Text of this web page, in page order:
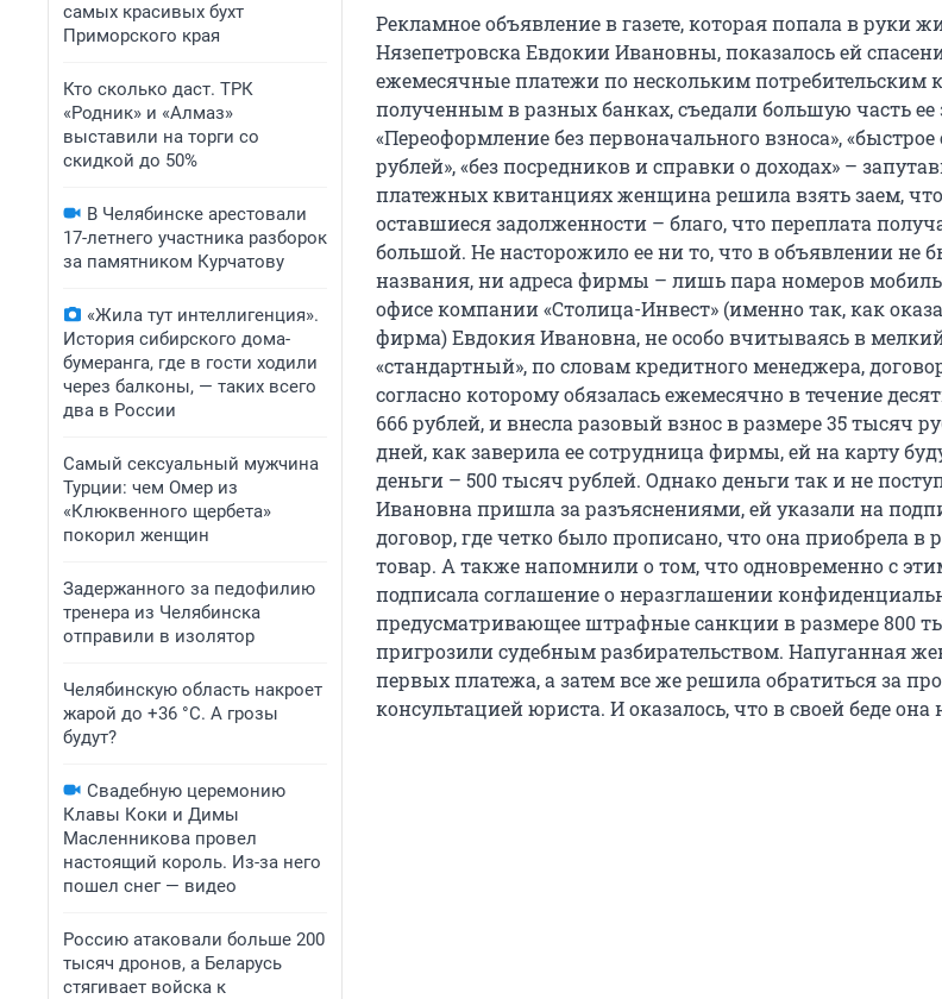
самых красивых бухт
Приморского края
Кто сколько даст. ТРК
«Родник» и «Алмаз»
выставили на торги со
скидкой до 50%
В Челябинске арестовали
17-летнего участника разборок
за памятником Курчатову
«Жила тут интеллигенция».
История сибирского дома-
бумеранга, где в гости ходили
через балконы, — таких всего
два в России
Самый сексуальный мужчина
Турции: чем Омер из
«Клюквенного щербета»
покорил женщин
Задержанного за педофилию
тренера из Челябинска
отправили в изолятор
Челябинскую область накроет
жарой до +36 °C. А грозы
будут?
Свадебную церемонию
Клавы Коки и Димы
Масленникова провел
настоящий король. Из-за него
пошел снег — видео
Россию атаковали больше 200
тысяч дронов, а Беларусь
стягивает войска к
Рекламное объявление в газете, которая попала в руки
Нязепетровска Евдокии Ивановны, показалось ей
ежемесячные платежи по нескольким потребительским
полученным в разных банках, съедали большую часть ее
«Переоформление без первоначального взноса»,
рублей», «без посредников и справки о доходах» –
платежных квитанциях женщина решила взять заем,
оставшиеся задолженности – благо, что переплата
большой. Не насторожило ее ни то, что в объявлении не
названия, ни адреса фирмы – лишь пара номеров
офисе компании «Столица-Инвест» (именно так, как
фирма) Евдокия Ивановна, не особо вчитываясь в
«стандартный», по словам кредитного менеджера,
согласно которому обязалась ежемесячно в течение
666 рублей, и внесла разовый взнос в размере 35 тысяч
дней, как заверила ее сотрудница фирмы, ей на карту
деньги – 500 тысяч рублей. Однако деньги так и не
Ивановна пришла за разъяснениями, ей указали на
договор, где четко было прописано, что она приобрела в
товар. А также напомнили о том, что одновременно с
подписала соглашение о неразглашении
предусматривающее штрафные санкции в размере 800
пригрозили судебным разбирательством. Напуганная
первых платежа, а затем все же решила обратиться за
консультацией юриста. И оказалось, что в своей беде она